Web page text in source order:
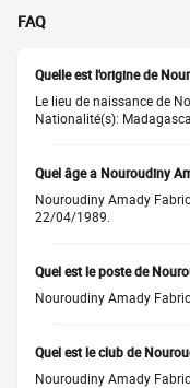
FAQ
Quelle est l'origine de
Le lieu de naissance de
Nationalité(s):
Quel âge a Nouroudiny
Nouroudiny Amady
22/04/1989.
Quel est le poste de
Nouroudiny Amady
Quel est le club de
Nouroudiny Amady